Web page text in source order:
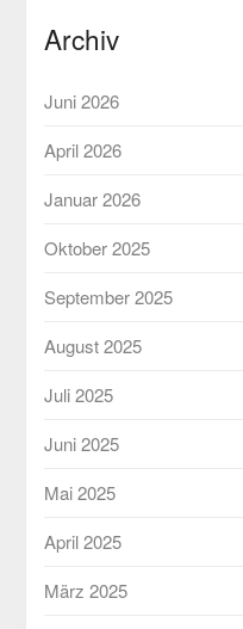
Archiv
Juni 2026
April 2026
Januar 2026
Oktober 2025
September 2025
August 2025
Juli 2025
Juni 2025
Mai 2025
April 2025
März 2025